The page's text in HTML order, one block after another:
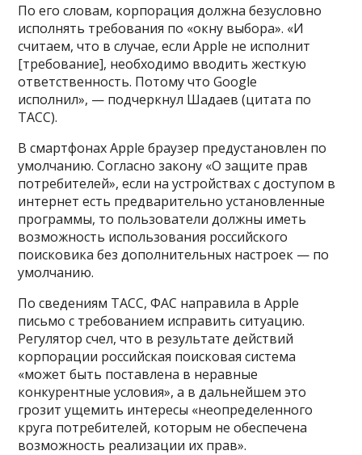
По его словам, корпорация должна безусловно
исполнять требования по «окну выбора». «И
считаем, что в случае, если Apple не исполнит
[требование], необходимо вводить жесткую
ответственность. Потому что Google
исполнил», — подчеркнул Шадаев (цитата по
ТАСС).
В смартфонах Apple браузер предустановлен по
умолчанию. Согласно закону «О защите прав
потребителей», если на устройствах с доступом в
интернет есть предварительно установленные
программы, то пользователи должны иметь
возможность использования российского
поисковика без дополнительных настроек — по
умолчанию.
По сведениям ТАСС, ФАС направила в Apple
письмо с требованием исправить ситуацию.
Регулятор счел, что в результате действий
корпорации российская поисковая система
«может быть поставлена в неравные
конкурентные условия», а в дальнейшем это
грозит ущемить интересы «неопределенного
круга потребителей, которым не обеспечена
возможность реализации их прав».